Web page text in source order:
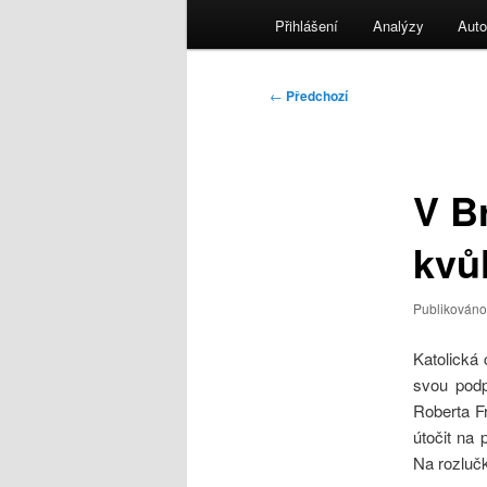
Přihlášení Analýzy
Navigace
← Předchozí
V
Publikováno
Katolická
svou
Roberta
útočit na
Na